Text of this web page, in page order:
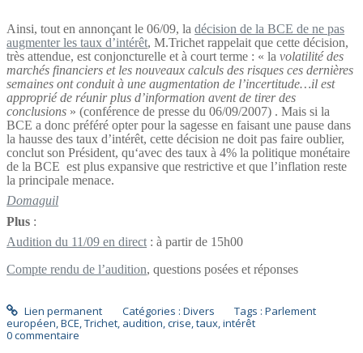
Ainsi, tout en annonçant le 06/09, ladécision de la BCE de ne pas
augmenter les taux d’intérêt, M.Trichet rappelait que cette décision,
très attendue, est conjoncturelle et à court terme : « lavolatilité des
marchés financiers et les nouveaux calculs des risques ces dernières
semaines ont conduit à une augmentation de l’incertitude…il est
approprié de réunir plus d’information avent de tirer des
conclusions » (conférence de presse du 06/09/2007) . Mais si la
BCE a donc préféré opter pour la sagesse en faisant une pause dans
la hausse des taux d’intérêt, cette décision ne doit pas faire oublier,
conclut son Président, qu‘avec des taux à 4% la politique monétaire
de la BCE est plus expansive que restrictive et que l’inflation reste
la principale menace.
Domaguil
Plus :
Audition du 11/09 en direct : à partir de 15h00
Compte rendu de l’audition, questions posées et réponses
Lien permanent Catégories : Divers Tags :Parlement
européen,BCE,Trichet, audition,crise,taux,intérêt
0commentaire